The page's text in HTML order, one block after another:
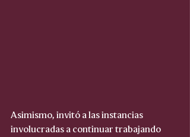
Asimismo, invitó a las instancias
involucradas a continuar trabajando